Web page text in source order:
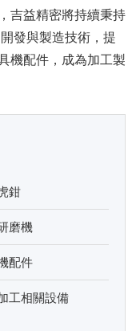
吉益精密將持續秉持
發與製造技術，提
機配件，成為加工製
鉗
磨機
配件
工相關設備